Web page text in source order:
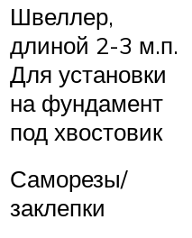
Швеллер,
длиной 2-3 м.п.
Для установки
на фундамент
под хвостовик
Саморезы/
заклепки